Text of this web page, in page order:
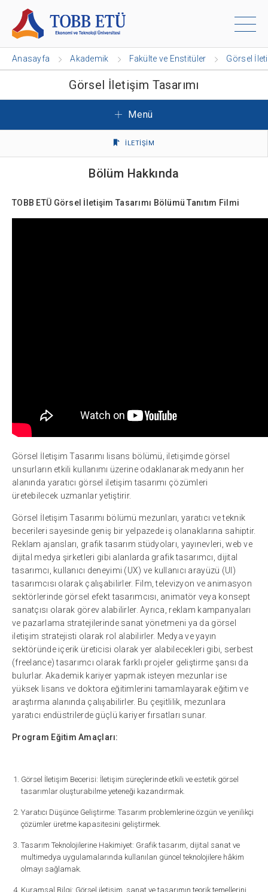
Anasayfa Akademik Fakülte ve Enstitüler Görsel
Görsel İletişim Tasarımı
Menü
İLETİŞİM
Bölüm Hakkında
TOBB ETÜ Görsel İletişim Tasarımı Bölümü Tanıtım Filmi
Görsel İletişim Tasarımı lisans bölümü, iletişimde görsel
unsurların etkili kullanımı üzerine odaklanarak medyanın her
alanında yaratıcı görsel iletişim tasarımı çözümleri
üretebilecek uzmanlar yetiştirir.
Görsel İletişim Tasarımı bölümü mezunları, yaratıcı ve teknik
becerileri sayesinde geniş bir yelpazede iş olanaklarına sahiptir.
Reklam ajansları, grafik tasarım stüdyoları, yayınevleri, web ve
dijital medya şirketleri gibi alanlarda grafik tasarımcı, dijital
tasarımcı, kullanıcı deneyimi (UX) ve kullanıcı arayüzü (UI)
tasarımcısı olarak çalışabilirler. Film, televizyon ve animasyon
sektörlerinde görsel efekt tasarımcısı, animatör veya konsept
sanatçısı olarak görev alabilirler. Ayrıca, reklam kampanyaları
ve pazarlama stratejilerinde sanat yönetmeni ya da görsel
iletişim stratejisti olarak rol alabilirler. Medya ve yayın
sektöründe içerik üreticisi olarak yer alabilecekleri gibi, serbest
(freelance) tasarımcı olarak farklı projeler geliştirme şansı da
bulurlar. Akademik kariyer yapmak isteyen mezunlar ise
yüksek lisans ve doktora eğitimlerini tamamlayarak eğitim ve
araştırma alanında çalışabilirler. Bu çeşitlilik, mezunlara
yaratıcı endüstrilerde güçlü kariyer fırsatları sunar.
Program Eğitim Amaçları:
Görsel İletişim Becerisi: İletişim süreçlerinde etkili ve estetik görsel
tasarımlar oluşturabilme yeteneği kazandırmak.
Yaratıcı Düşünce Geliştirme: Tasarım problemlerine özgün ve yenilikçi
çözümler üretme kapasitesini geliştirmek.
Tasarım Teknolojilerine Hakimiyet: Grafik tasarım, dijital sanat ve
multimedya uygulamalarında kullanılan güncel teknolojilere hâkim
olmayı sağlamak.
Kuramsal Bilgi: Görsel iletişim, sanat ve tasarımın teorik temellerini